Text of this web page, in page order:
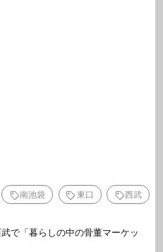
南池袋 東口 西武
で「暮らしの中の骨董マーケッ